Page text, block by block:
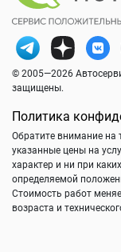
© 2005—2026
защищены.
Политика
Обратите внимание на
указанные цены на
характер и ни при
определяемой
Стоимость работ
возраста и